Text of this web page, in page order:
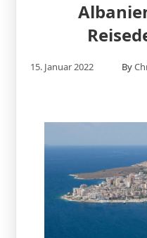
15. Januar 2022 By